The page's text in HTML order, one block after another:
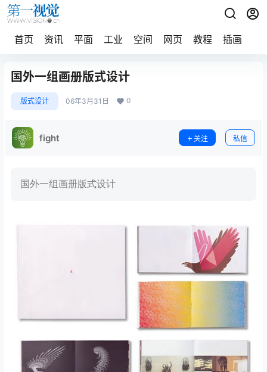
首页 资讯 平面 工业 空间 网页 教程 插画
国外一组画册版式设计
版式设计 06年3月31日 0
fight 关注 私信
国外一组画册版式设计